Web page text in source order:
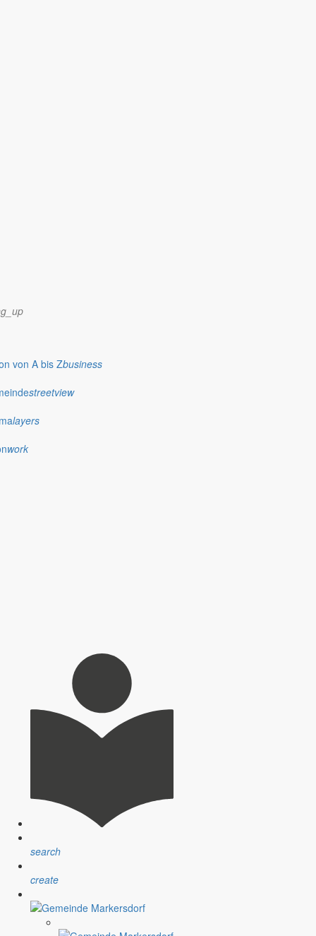
von A bis Zbusiness
streetview
layers
work
search
create
damit für alle Kindereinrichtungen in der Großgemeinde
Zeiten! Vieles wirkt verunsichernd, und wenn dann die Kinder
und dem DZA herstellen.
Natur und die Nähe zu kulturellen Highlights.
im Einsatz war.